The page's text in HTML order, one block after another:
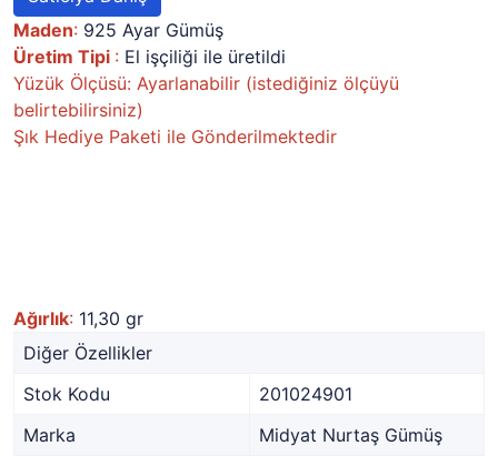
Maden: 925 Ayar Gümüş
Üretim Tipi : El işçiliği ile üretildi
Yüzük Ölçüsü: Ayarlanabilir (istediğiniz ölçüyü
belirtebilirsiniz)
Şık Hediye Paketi ile Gönderilmektedir
Ağırlık: 11,30 gr
Diğer Özellikler
Stok Kodu
201024901
Marka
Midyat Nurtaş Gümüş